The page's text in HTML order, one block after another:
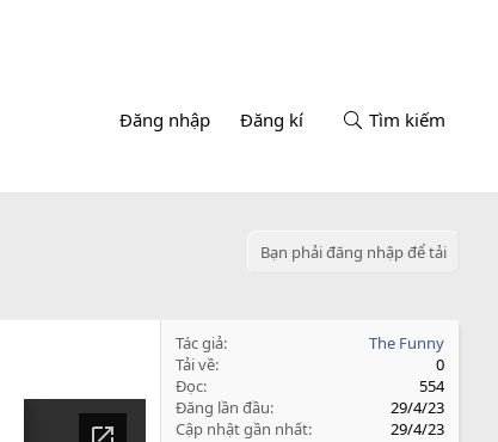
Đăng nhập Đăng kí Tìm kiếm
Bạn phải đăng nhập để tải
Tác giả
The Funny
Tải về
0
Đọc
554
Đăng lần đầu
29/4/23
Cập nhật gần nhất
29/4/23